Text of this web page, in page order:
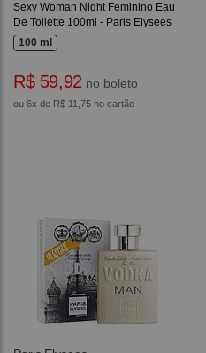
Sexy Woman Night Feminino Eau
De Toilette 100ml - Paris Elysees
100 ml
R$ 59,92 no boleto
ou 6x de R$ 11,75 no cartão